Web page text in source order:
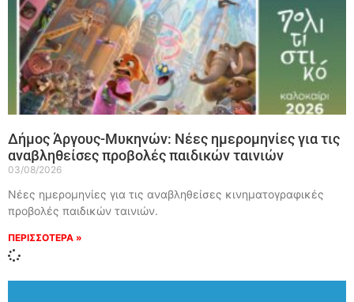
Δήμος Άργους-Μυκηνών: Νέες ημερομηνίες για τις
αναβληθείσες προβολές παιδικών ταινιών
03/08/2026
Νέες ημερομηνίες για τις αναβληθείσες κινηματογραφικές
προβολές παιδικών ταινιών.
ΠΕΡΙΣΣΟΤΕΡΑ »